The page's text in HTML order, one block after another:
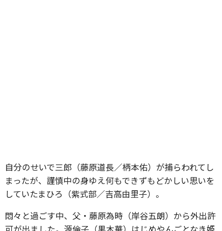
自分のせいで三郎（藤原道長／柄本佑）が捕らわれてし
まったが、謹慎中の身ゆえ何もできずもどかしい思いを
していたまひろ（紫式部／吉高由里子）。
悶々と過ごす中、父・藤原為時（岸谷五朗）から外出許